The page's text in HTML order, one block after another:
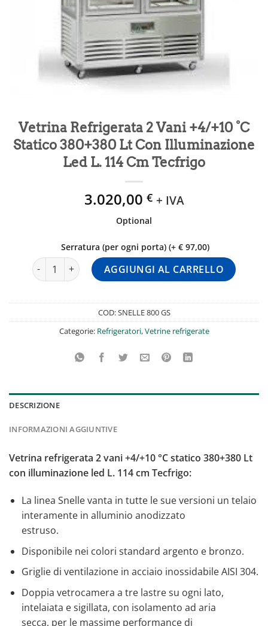
Vetrina Refrigerata 2 Vani +4/+10 °C
Statico 380+380 Lt Con Illuminazione
Led L. 114 Cm Tecfrigo
3.020,00 € + IVA
Optional
Serratura (per ogni porta) (+ € 97,00)
Vetrina Refrigerata 2 Vani +4/+10 °C Statico 380+380 Lt
AGGIUNGI AL CARRELLO
COD:SNELLE 800 GS
Categorie: Refrigeratori,Vetrine refrigerate
DESCRIZIONE
INFORMAZIONI AGGIUNTIVE
Vetrina refrigerata 2 vani +4/+10 °C statico 380+380 Lt
con illuminazione led L. 114 cm Tecfrigo:
La linea Snelle vanta in tutte le sue versioni un telaio
interamente in alluminio anodizzato
estruso.
Disponibile nei colori standard argento e bronzo.
Griglie di ventilazione in acciaio inossidabile AISI 304.
Doppia vetrocamera a tre lastre su ogni lato,
intelaiata e sigillata, con isolamento ad aria
secca, per le massime performance di